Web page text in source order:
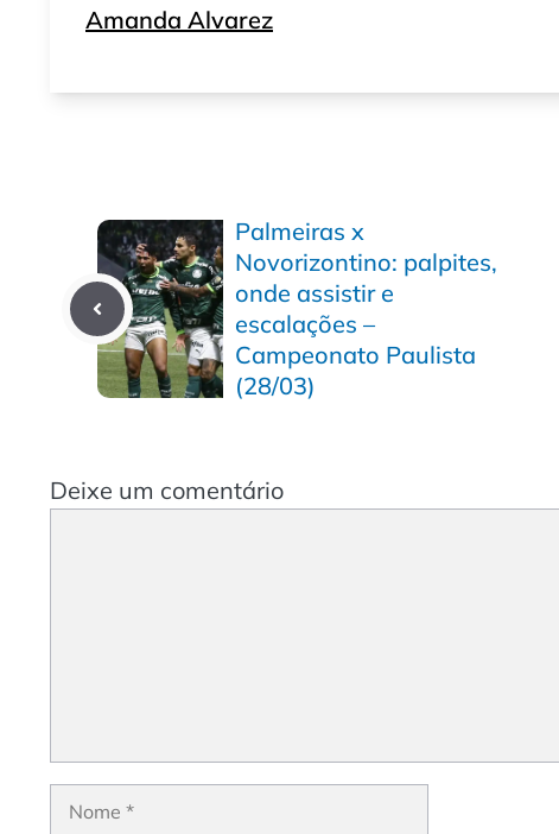
Amanda Alvarez
Palmeiras x
Novorizontino: palpites,
onde assistir e
escalações –
Campeonato Paulista
(28/03)
Deixe um comentário
Nome